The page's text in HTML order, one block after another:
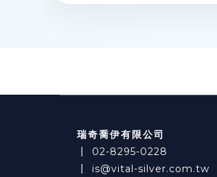
瑞奇喬伊有限公司
02-8295-0228
is@vital-silver.com.tw